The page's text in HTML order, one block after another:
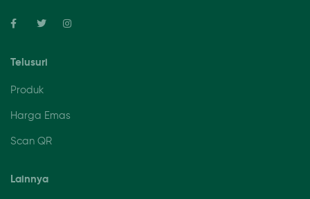
Telusuri
Produk
Harga Emas
Scan QR
Lainnya